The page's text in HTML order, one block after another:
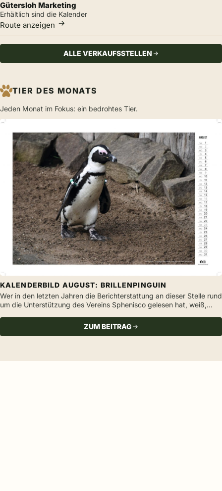
Gütersloh Marketing
Erhältlich sind die Kalender
Route anzeigen
ALLE VERKAUFSSTELLEN
TIER DES MONATS
Jeden Monat im Fokus: ein bedrohtes Tier.
KALENDERBILD AUGUST: BRILLENPINGUIN
Wer in den letzten Jahren die Berichterstattung an dieser Stelle rund
um die Unterstützung des Vereins Sphenisco gelesen hat, weiß,…
ZUM BEITRAG